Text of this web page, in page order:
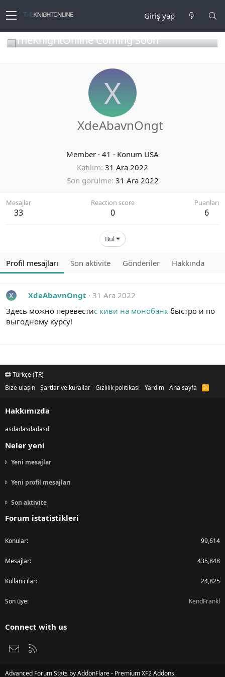
Giriş yap
TheKnightOnline Coming Soon
X
XdeAbavnOngt
Member · 41 · Konum USA
Katılım 31 Ara 2022
Son görülme 31 Ara 2022
Mesajlar
33
Reaction score
0
Puanları
6
Bul
Profil mesajları Son aktivite Gönderiler Hakkında
X XdeAbavnOngt
31 Ara 2022
Здесь можно перевестис киви на монобанк быстро и по
выгодному курсу!
Türkçe (TR)
Bize ulaşın Şartlar ve kurallar Gizlilik politikası Yardım Ana sayfa
R
Hakkımızda
asdadasdadasd
Neler yeni
Yeni mesajlar
Yeni profil mesajları
Son aktivite
Forum istatistikleri
Konular 99,614
Mesajlar 435,848
Kullanıcılar 24,825
Son üye KendFrankl
Connect with us
Bize ulaşın
Advanced Forum Stats byAddonFlare - Premium XF2 Addons